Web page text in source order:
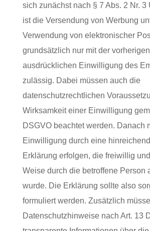
sich zunächst nach § 7 Abs. 2 Nr. 3
ist die Versendung von Werbung
Verwendung von elektronischer
grundsätzlich nur mit der vorherigen
ausdrücklichen Einwilligung des
zulässig. Dabei müssen auch die
datenschutzrechtlichen
Wirksamkeit einer Einwilligung
DSGVO beachtet werden. Danach
Einwilligung durch eine
Erklärung erfolgen, die freiwillig
Weise durch die betroffene Person
wurde. Die Erklärung sollte also
formuliert werden. Zusätzlich
Datenschutzhinweise nach Art. 13